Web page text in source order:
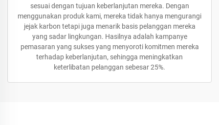
sesuai dengan tujuan keberlanjutan mereka. Dengan
menggunakan produk kami, mereka tidak hanya mengurangi
jejak karbon tetapi juga menarik basis pelanggan mereka
yang sadar lingkungan. Hasilnya adalah kampanye
pemasaran yang sukses yang menyoroti komitmen mereka
terhadap keberlanjutan, sehingga meningkatkan
keterlibatan pelanggan sebesar 25%.